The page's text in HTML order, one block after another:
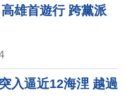
雄首遊行 跨黨派
入逼近12海浬 越過